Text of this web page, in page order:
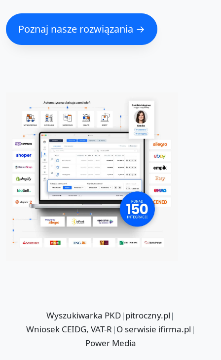
Poznaj nasze rozwiązania →
Wyszukiwarka PKD|pitroczny.pl |
Wniosek CEIDG, VAT-R |O serwisie ifirma.pl |
Power Media